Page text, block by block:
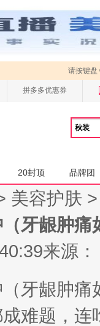
请按键盘
拼多多优惠券
20封顶 品牌团
美容护肤
牙龈肿痛
来源：
牙龈肿
难题，